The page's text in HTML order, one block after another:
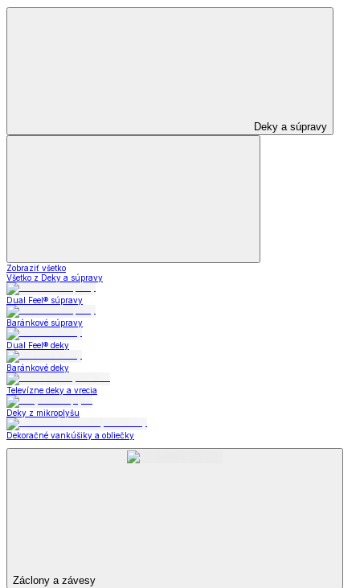
Deky a súpravy
Zobraziť všetko
Všetko z Deky a súpravy
Dual Feel® súpravy
Baránkové súpravy
Dual Feel® deky
Baránkové deky
Televízne deky a vrecia
Deky z mikroplyšu
Dekoračné vankúšiky a obliečky
Záclony a závesy